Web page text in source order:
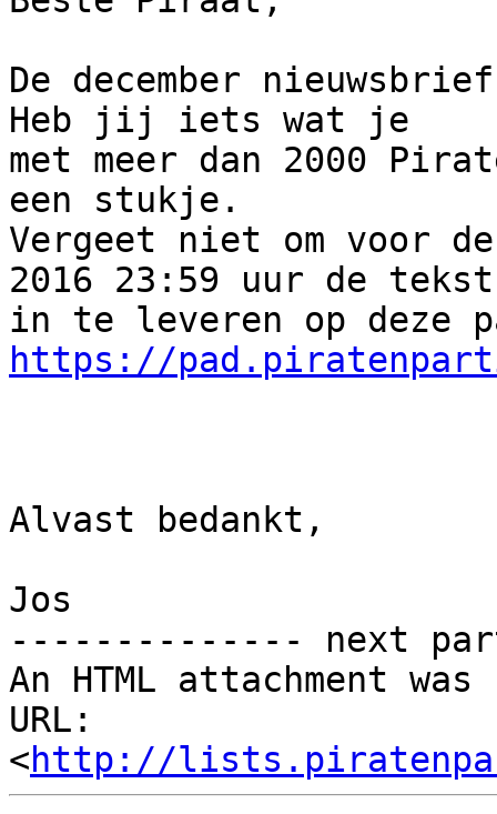
De december
Heb jij iets wat je
met meer dan 2000
een stukje.
Vergeet niet om voor de
2016 23:59 uur de tekst
https://
Alvast bedankt,
Jos
-------------- next
An HTML attachment
URL:
<http://